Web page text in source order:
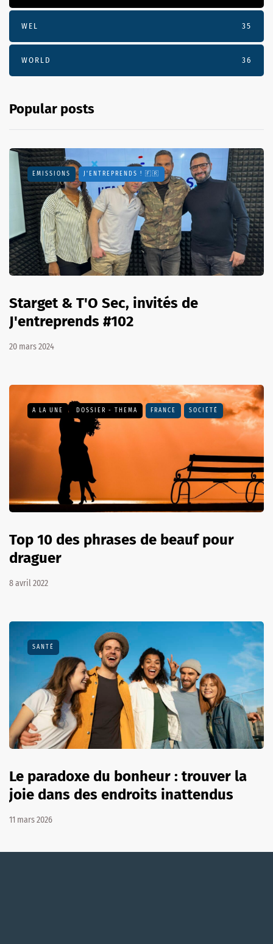
WEL 35
WORLD 36
Popular posts
EMISSIONS J'ENTREPRENDS ! 🇫🇷
Starget & T'O Sec, invités de
J'entreprends #102
20 mars 2024
A LA UNE DOSSIER - THEMA FRANCE SOCIÉTÉ
Top 10 des phrases de beauf pour
draguer
8 avril 2022
SANTÉ
Le paradoxe du bonheur : trouver la
joie dans des endroits inattendus
11 mars 2026